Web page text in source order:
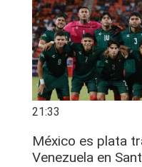
21:33
México es plata
Venezuela en